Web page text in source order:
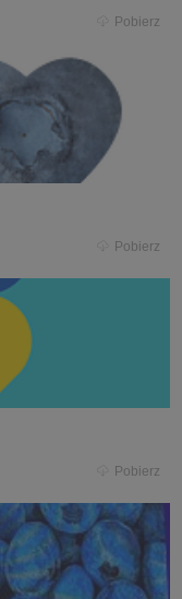
Pobierz
Pobierz
Pobierz